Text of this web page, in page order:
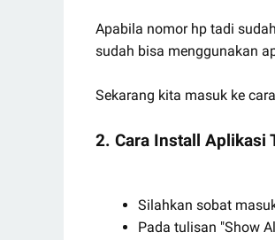
Apabila nomor hp tadi
sudah bisa menggunakan
Sekarang kita masuk ke
2. Cara Install Aplikasi
Silahkan sobat
Pada tulisan "Show